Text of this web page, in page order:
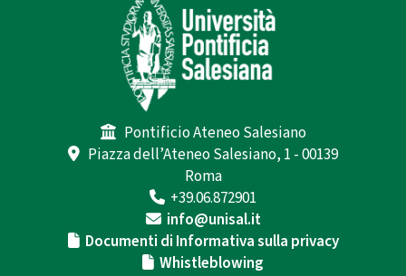
Pontificio Ateneo Salesiano
Piazza dell’Ateneo Salesiano, 1 - 00139
Roma
+39.06.872901
info@unisal.it
Documenti di Informativa sulla privacy
Whistleblowing